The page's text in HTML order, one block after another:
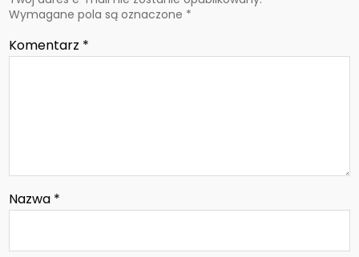
Wymagane pola są oznaczone *
Komentarz *
Nazwa *